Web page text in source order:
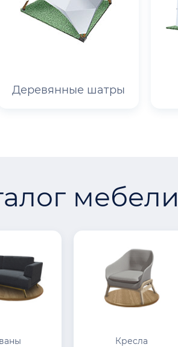
Деревянные шатры
мебели
Кресла